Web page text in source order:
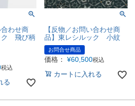
合わせ商
ク 飛び柄
税込
る
【反物／お問い合わせ商
品】東レシルック 小紋
お問合せ商品
価格： ¥60,500税込
カートに入れる